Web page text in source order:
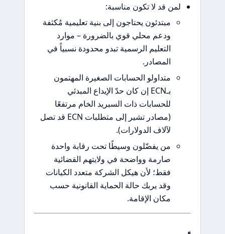
قد لا تكون مناسبة:
مبتدئون يحتاجون إلى بنية تعليمية مُكثفة
ودعم محلي قوي بالضرورة – موارد
التعليم الرسمية تبدو محدودة نسبياً في
متداولو الحسابات الصغيرة المهتمون
بـECN إن كان حدّ الإيداع المبدئي
للحسابات ذات السبريد الخام مرتفعًا
(مصادر تشير إلى متطلبات ECN قد تصل
لآلاف الدولارات).
من يفضّلون وسيطًا تحت رقابة واحدة
صارمة وواضحة في ولايتهم القضائية
فقط؛ لأن هيكل الشركة متعدد الكيانات
وقد يربك حالة الحماية القانونية حسب